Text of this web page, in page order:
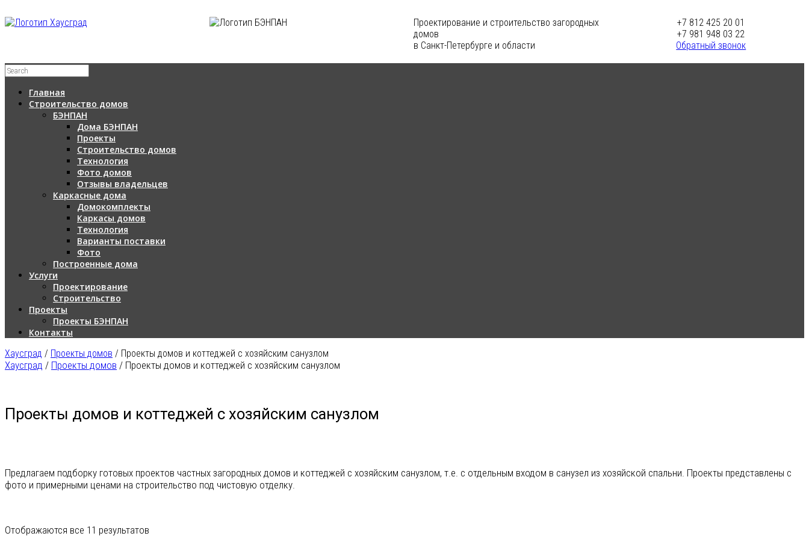
Проектирование и строительство загородных
домов
в Санкт-Петербурге и области
+7 812 425 20 01
+7 981 948 03 22
Обратный звонок
Главная
Строительство домов
БЭНПАН
Дома БЭНПАН
Проекты
Строительство домов
Технология
Фото домов
Отзывы владельцев
Каркасные дома
Домокомплекты
Каркасы домов
Технология
Варианты поставки
Фото
Построенные дома
Услуги
Проектирование
Строительство
Проекты
Проекты БЭНПАН
Контакты
Хаусград / Проекты домов / Проекты домов и коттеджей с хозяйским санузлом
Хаусград / Проекты домов / Проекты домов и коттеджей с хозяйским санузлом
Проекты домов и коттеджей с хозяйским санузлом
Предлагаем подборку готовых проектов частных загородных домов и коттеджей с хозяйским санузлом, т.е. с отдельным входом в санузел из хозяйской спальни. Проекты представлены с
фото и примерными ценами на строительство под чистовую отделку.
Отображаются все 11 результатов